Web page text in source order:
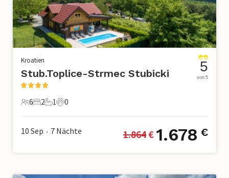
Kroatien
Stub.Toplice-Strmec Stubicki
6 Gäste
6
2 Schlafzimmer
2
1 Badezimmer
1
0 Haustiere
0
5
von 5
10 Sep • 7 Nächte 1.864 € 1.678 €